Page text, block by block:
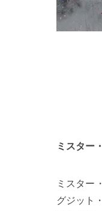
ミスター
ミスター
グジット